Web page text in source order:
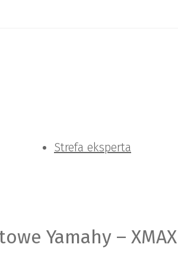
Strefa eksperta
Yamahy –